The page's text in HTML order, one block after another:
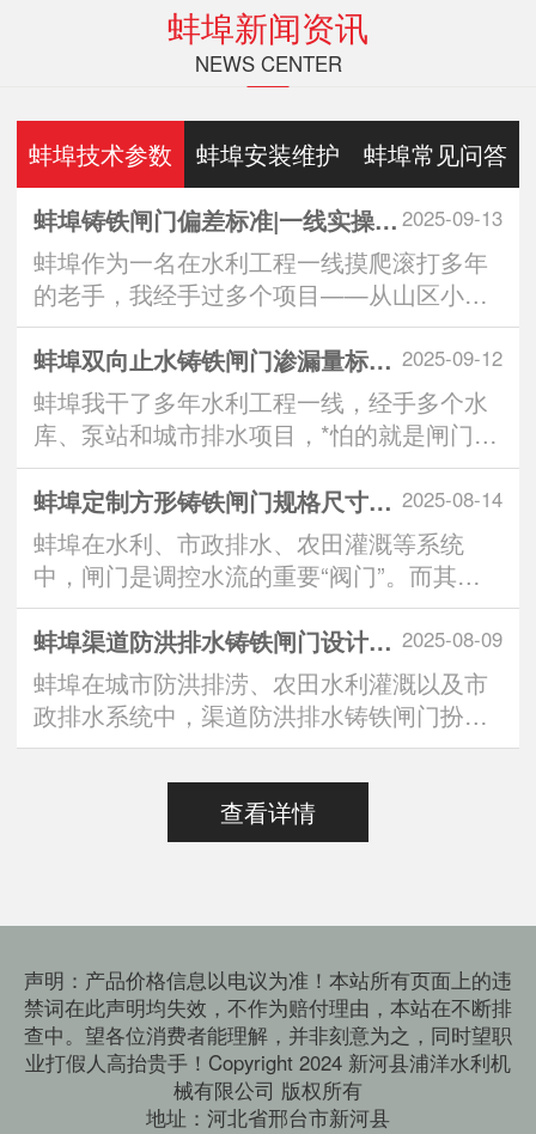
蚌埠新闻资讯
NEWS CENTER
蚌埠技术参数 蚌埠安装维护 蚌埠常见问答
2025-09-13
蚌埠铸铁闸门偏差标准|一线实操全解析：从生产到安装的3大重要控制点
蚌埠作为一名在水利工程一线摸爬滚打多年
的老手，我经手过多个项目——从山区小水
库到城市排水···
2025-09-12
蚌埠双向止水铸铁闸门渗漏量标准｜实操派*看的“零漏”硬核指南
蚌埠我干了多年水利工程一线，经手多个水
库、泵站和城市排水项目，*怕的就是闸门一
关，水从缝···
2025-08-14
蚌埠定制方形铸铁闸门规格尺寸：匹配工程需求的智慧之选
蚌埠在水利、市政排水、农田灌溉等系统
中，闸门是调控水流的重要“阀门”。而其
中，“定制方形铸铁闸···
2025-08-09
蚌埠渠道防洪排水铸铁闸门设计标准：安全与效能的双重有助于维持
蚌埠在城市防洪排涝、农田水利灌溉以及市
政排水系统中，渠道防洪排水铸铁闸门扮演
着“水路守门人”的···
查看详情
声明：产品价格信息以电议为准！本站所有页面上的违
禁词在此声明均失效，不作为赔付理由，本站在不断排
查中。望各位消费者能理解，并非刻意为之，同时望职
业打假人高抬贵手！Copyright 2024 新河县浦洋水利机
械有限公司 版权所有
地址：河北省邢台市新河县